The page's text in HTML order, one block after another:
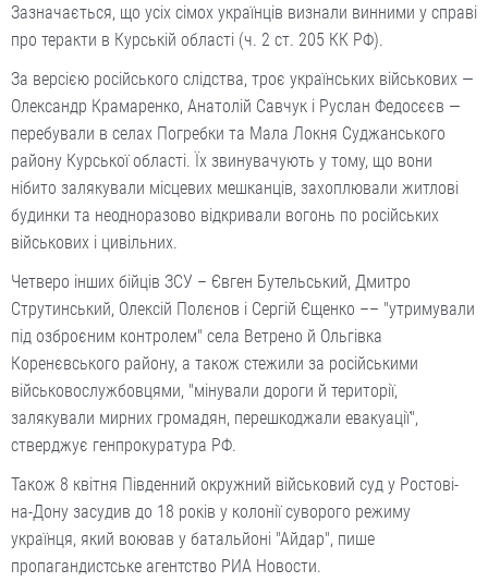
Зазначається, що усіх сімох українців визнали винними у справі
про теракти в Курській області (ч. 2 ст. 205 КК РФ).
За версією російського слідства, троє українських військових —
Олександр Крамаренко, Анатолій Савчук і Руслан Федосєєв —
перебували в селах Погребки та Мала Локня Суджанського
району Курської області. Їх звинувачують у тому, що вони
нібито залякували місцевих мешканців, захоплювали житлові
будинки та неодноразово відкривали вогонь по російських
військових і цивільних.
Четверо інших бійців ЗСУ – Євген Бутельський, Дмитро
Струтинський, Олексій Полєнов і Сергій Єщенко –– "утримували
під озброєним контролем" села Ветрено й Ольгівка
Коренєвського району, а також стежили за російськими
військовослужбовцями, "мінували дороги й території,
залякували мирних громадян, перешкоджали евакуації",
стверджує генпрокуратура РФ.
Також 8 квітня Південний окружний військовий суд у Ростові-
на-Дону засудив до 18 років у колонії суворого режиму
українця, який воював у батальйоні "Айдар", пише
пропагандистське агентство РИА Новости.